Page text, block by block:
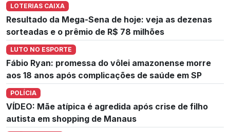
LOTERIAS CAIXA
Resultado da Mega-Sena de hoje: veja as dezenas
sorteadas e o prêmio de R$ 78 milhões
LUTO NO ESPORTE
Fábio Ryan: promessa do vôlei amazonense morre
aos 18 anos após complicações de saúde em SP
POLÍCIA
VÍDEO: Mãe atípica é agredida após crise de filho
autista em shopping de Manaus